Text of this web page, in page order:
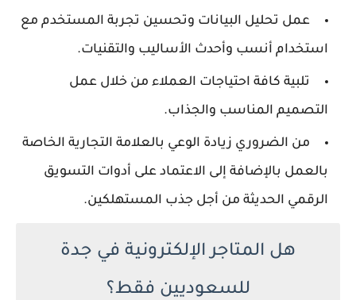
عمل تحليل البيانات وتحسين تجربة المستخدم مع
استخدام أنسب وأحدث الأساليب والتقنيات.
تلبية كافة احتياجات العملاء من خلال عمل
التصميم المناسب والجذاب.
من الضروري زيادة الوعي بالعلامة التجارية الخاصة
بالعمل بالإضافة إلى الاعتماد على أدوات التسويق
الرقمي الحديثة من أجل جذب المستهلكين.
هل المتاجر الإلكترونية في جدة
للسعوديين فقط؟